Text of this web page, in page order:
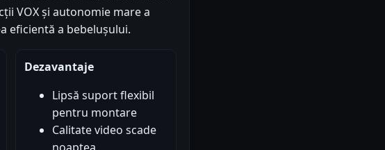
VOX și autonomie mare a
eficientă a bebelușului.
Dezavantaje
Lipsă suport flexibil
pentru montare
Calitate video scade